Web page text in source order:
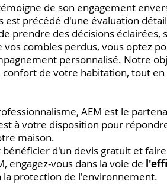
de son engagement
précédé d'une évaluation
prendre des décisions éclairées,
vos combles perdus, vous optez
personnalisé. Notre
de votre habitation, tout
AEM est le
à votre disposition pour
maison.
d'un devis gratuit et
engagez-vous dans la voie de
protection de l'environnement.